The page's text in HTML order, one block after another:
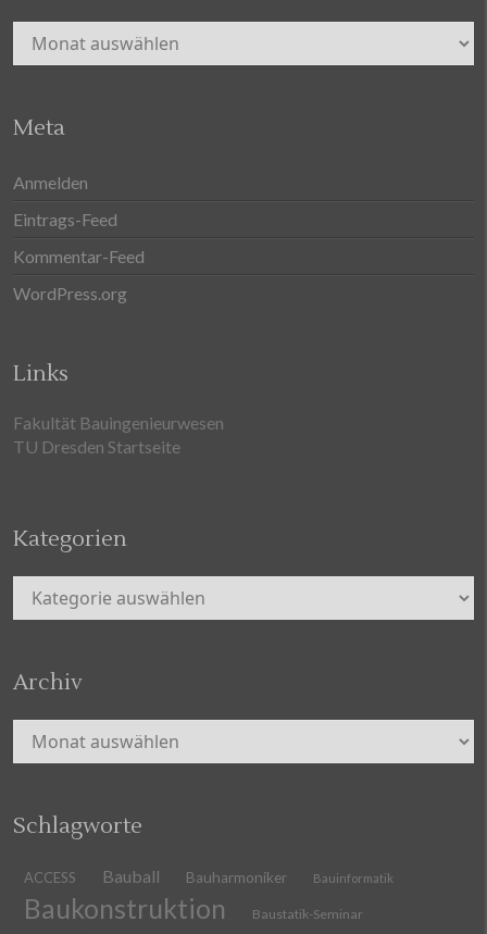
Archiv
Meta
Anmelden
Eintrags-Feed
Kommentar-Feed
WordPress.org
Links
Fakultät Bauingenieurwesen
TU Dresden Startseite
Kategorien
Kategorien
Archiv
Archiv
Schlagworte
ACCESS Bauball Bauharmoniker Bauinformatik
Baukonstruktion Baustatik-Seminar